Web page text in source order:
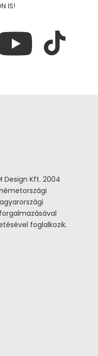
IS!
Design Kft. 2004
foglalkozik.